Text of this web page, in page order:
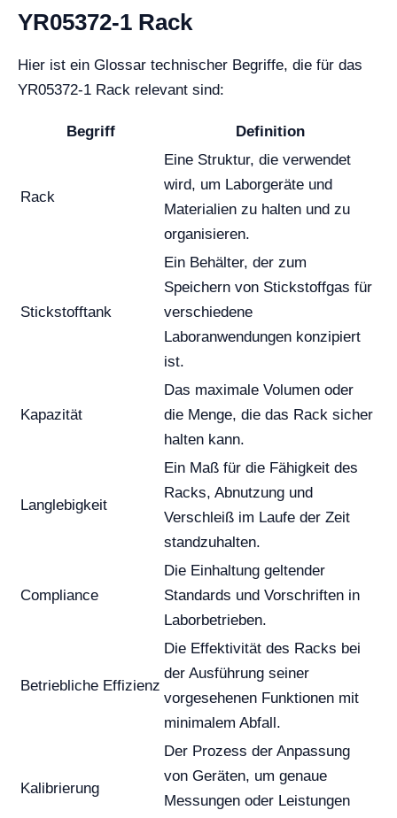
YR05372-1 Rack
Hier ist ein Glossar technischer Begriffe, die für das
YR05372-1 Rack relevant sind:
Begriff Definition
Rack
Eine Struktur, die verwendet
wird, um Laborgeräte und
Materialien zu halten und zu
organisieren.
Stickstofftank
Ein Behälter, der zum
Speichern von Stickstoffgas für
verschiedene
Laboranwendungen konzipiert
ist.
Kapazität
Das maximale Volumen oder
die Menge, die das Rack sicher
halten kann.
Langlebigkeit
Ein Maß für die Fähigkeit des
Racks, Abnutzung und
Verschleiß im Laufe der Zeit
standzuhalten.
Compliance
Die Einhaltung geltender
Standards und Vorschriften in
Laborbetrieben.
Betriebliche Effizienz
Die Effektivität des Racks bei
der Ausführung seiner
vorgesehenen Funktionen mit
minimalem Abfall.
Kalibrierung
Der Prozess der Anpassung
von Geräten, um genaue
Messungen oder Leistungen